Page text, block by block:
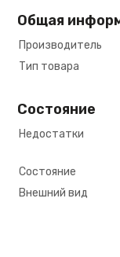
Общая
Производитель
Тип товара
Состояние
Недостатки
Состояние
Внешний вид